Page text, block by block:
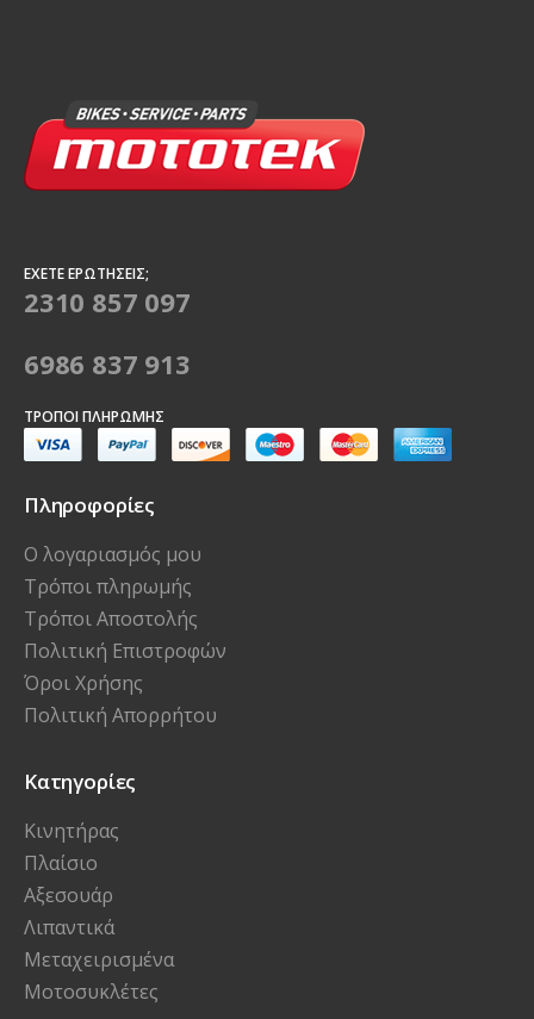
ΈΧΕΤΕ ΕΡΩΤΉΣΕΙΣ;
2310 857 097
6986 837 913
ΤΡΌΠΟΙ ΠΛΗΡΩΜΉΣ
Πληροφορίες
Ο λογαριασμός μου
Τρόποι πληρωμής
Τρόποι Αποστολής
Πολιτική Επιστροφών
Όροι Χρήσης
Πολιτική Απορρήτου
Κατηγορίες
Κινητήρας
Πλαίσιο
Αξεσουάρ
Λιπαντικά
Μεταχειρισμένα
Μοτοσυκλέτες